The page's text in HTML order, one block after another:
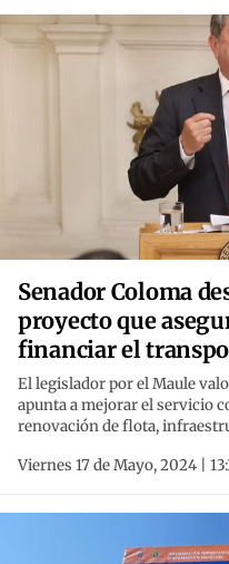
Senador Coloma
proyecto que
financiar el
El legislador por el Maule
apunta a mejorar el servicio
renovación de flota,
Viernes 17 de Mayo, 2024 |